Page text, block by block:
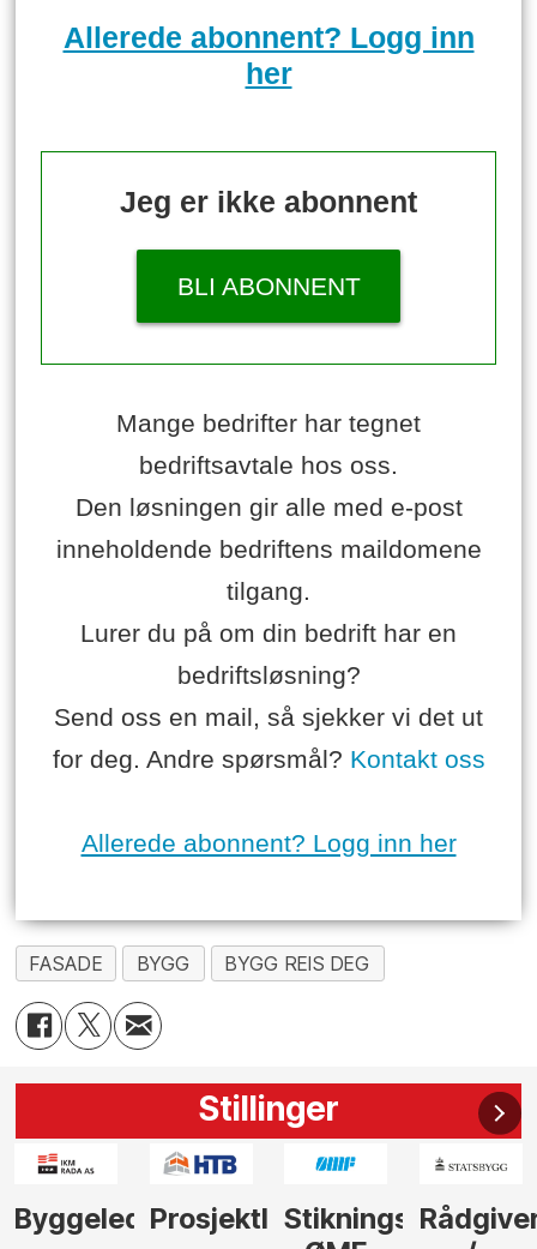
Allerede abonnent? Logg inn
her
Jeg er ikke abonnent
BLI ABONNENT
Mange bedrifter har tegnet
bedriftsavtale hos oss.
Den løsningen gir alle med e-post
inneholdende bedriftens maildomene
tilgang.
Lurer du på om din bedrift har en
bedriftsløsning?
Send oss en mail, så sjekker vi det ut
for deg. Andre spørsmål? Kontakt oss
Allerede abonnent? Logg inn her
FASADE BYGG BYGG REIS DEG
Stillinger
ProsjektlederStikningsingeniør
Rådgiver